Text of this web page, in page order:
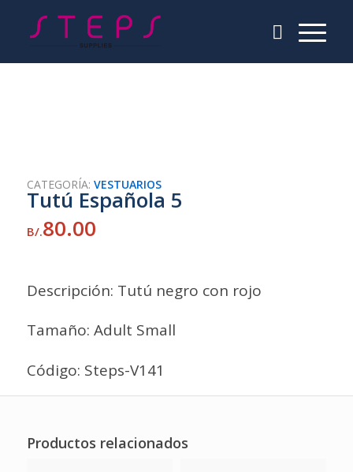
CATEGORÍA: VESTUARIOS
Tutú Española 5
B/.80.00
Descripción: Tutú negro con rojo
Tamaño: Adult Small
Código: Steps-V141
Productos relacionados